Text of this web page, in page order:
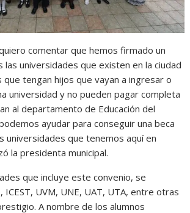
comentar que hemos firmado un
las universidades que existen en la ciudad
que tengan hijos que vayan a ingresar o
universidad y no pueden pagar completa
al departamento de Educación del
ayudar para conseguir una beca
universidades que tenemos aquí en
la presidenta municipal.
que incluye este convenio, se
ICEST, UVM, UNE, UAT, UTA, entre otras
A nombre de los alumnos